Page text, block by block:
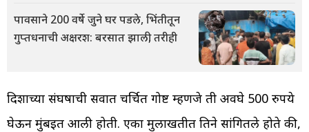
पावसाने 200 वर्षे जुने घर पडले, भिंतीतून
गुप्तधनाची अक्षरश: बरसात झाली, तरीही
दिशाच्या संघर्षाची सर्वात चर्चित गोष्ट म्हणजे ती अवघे 500 रुपये
घेऊन मुंबईत आली होती. एका मुलाखतीत तिने सांगितले होते की,